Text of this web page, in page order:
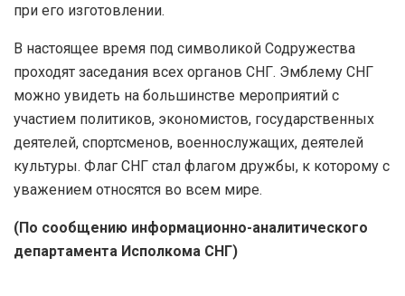
при его изготовлении.
В настоящее время под символикой Содружества
проходят заседания всех органов СНГ. Эмблему СНГ
можно увидеть на большинстве мероприятий с
участием политиков, экономистов, государственных
деятелей, спортсменов, военнослужащих, деятелей
культуры. Флаг СНГ стал флагом дружбы, к которому с
уважением относятся во всем мире.
(По сообщению информационно-аналитического
департамента Исполкома СНГ)